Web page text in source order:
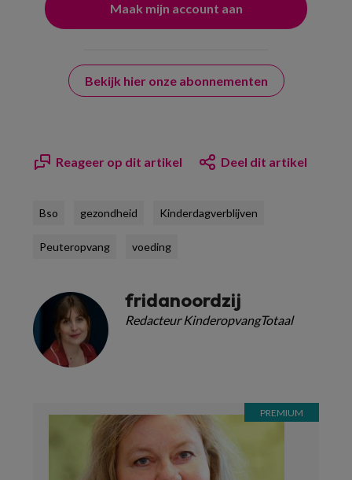
Bekijk hier onze abonnementen
Reageer op dit artikel Deel dit artikel
Bso gezondheid Kinderdagverblijven
Peuteropvang voeding
fridanoordzij
Redacteur KinderopvangTotaal